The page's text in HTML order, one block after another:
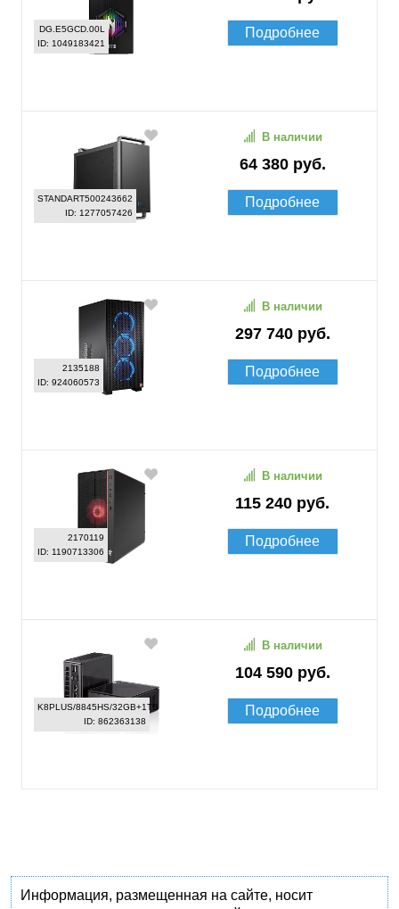
DG.E5GCD.00L
ID: 1049183421
Подробнее
STANDART500243662
ID: 1277057426
64 380 руб.
В наличии
Подробнее
2135188
ID: 924060573
297 740 руб.
В наличии
Подробнее
2170119
ID: 1190713306
115 240 руб.
В наличии
Подробнее
K8PLUS/8845HS/32GB+1TB
ID: 862363138
104 590 руб.
В наличии
Подробнее
Информация, размещенная на сайте, носит